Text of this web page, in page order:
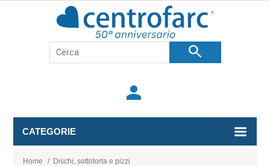
search
person
CATEGORIE
Home / Dischi, sottotorta e pizzi